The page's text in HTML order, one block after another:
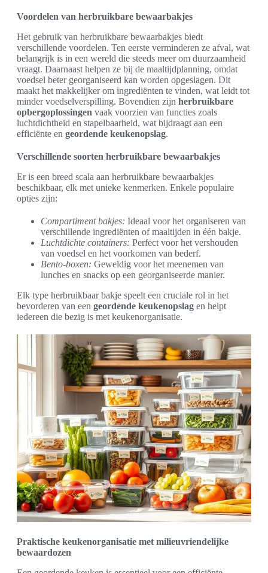
Voordelen van herbruikbare bewaarbakjes
Het gebruik van herbruikbare bewaarbakjes biedt
verschillende voordelen. Ten eerste verminderen ze afval, wat
belangrijk is in een wereld die steeds meer om duurzaamheid
vraagt. Daarnaast helpen ze bij de maaltijdplanning, omdat
voedsel beter georganiseerd kan worden opgeslagen. Dit
maakt het makkelijker om ingrediënten te vinden, wat leidt tot
minder voedselverspilling. Bovendien zijn herbruikbare
opbergoplossingen vaak voorzien van functies zoals
luchtdichtheid en stapelbaarheid, wat bijdraagt aan een
efficiënte en geordende keukenopslag.
Verschillende soorten herbruikbare bewaarbakjes
Er is een breed scala aan herbruikbare bewaarbakjes
beschikbaar, elk met unieke kenmerken. Enkele populaire
opties zijn:
Compartiment bakjes: Ideaal voor het organiseren van
verschillende ingrediënten of maaltijden in één bakje.
Luchtdichte containers: Perfect voor het vershouden
van voedsel en het voorkomen van bederf.
Bento-boxen: Geweldig voor het meenemen van
lunches en snacks op een georganiseerde manier.
Elk type herbruikbaar bakje speelt een cruciale rol in het
bevorderen van een geordende keukenopslag en helpt
iedereen die bezig is met keukenorganisatie.
Praktische keukenorganisatie met milieuvriendelijke
bewaardozen